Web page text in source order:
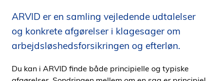
å
s
i
d
n
ARVID er en samling vejledende udtalelser
og konkrete afgørelser i klagesager om
arbejdsløshedsforsikringen og efterløn.
Du kan i ARVID finde både principielle og typiske